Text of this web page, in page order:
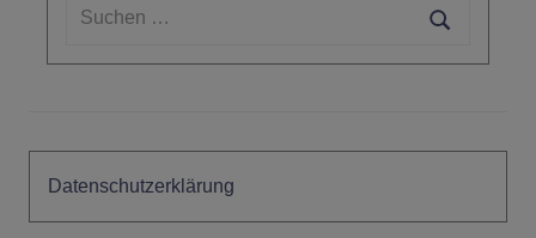
Suchen
Suchen
Datenschutzerklärung